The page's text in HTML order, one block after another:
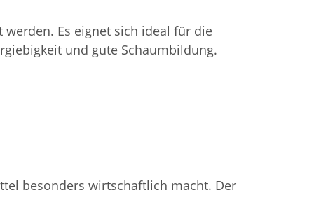
Es eignet sich ideal für die
und gute Schaumbildung.
besonders wirtschaftlich macht. Der